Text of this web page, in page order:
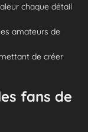
chaque détail
amateurs de
de créer
fans de